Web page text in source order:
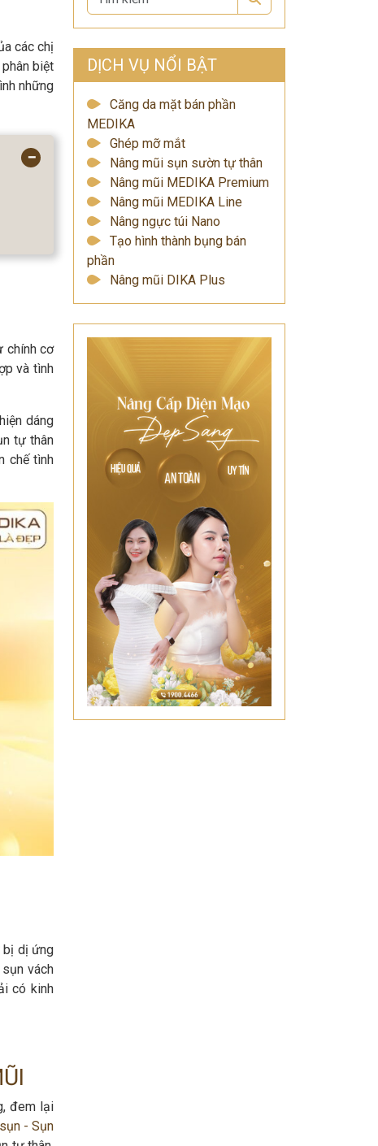
các chị
biệt
những
−
chính cơ
và tình
dáng
tự thân
chế tình
bị dị ứng
vách
có kinh
đem lại
- Sụn
DỊCH VỤ NỔI BẬT
Căng da mặt bán phần
MEDIKA
Ghép mỡ mắt
Nâng mũi sụn sườn tự thân
Nâng mũi MEDIKA Premium
Nâng mũi MEDIKA Line
Nâng ngực túi Nano
Tạo hình thành bụng bán
phần
Nâng mũi DIKA Plus